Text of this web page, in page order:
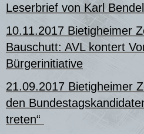
Leserbrief von Karl Bendel
10.11.2017 Bietigheimer
Bauschutt: AVL kontert
Bürgerinitiative
21.09.2017 Bietigheimer
den
treten“